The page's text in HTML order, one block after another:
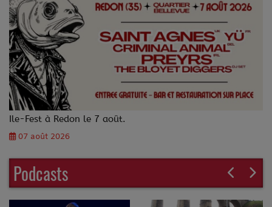
Ile-Fest à Redon le 7 août.
07 août 2026
Podcasts